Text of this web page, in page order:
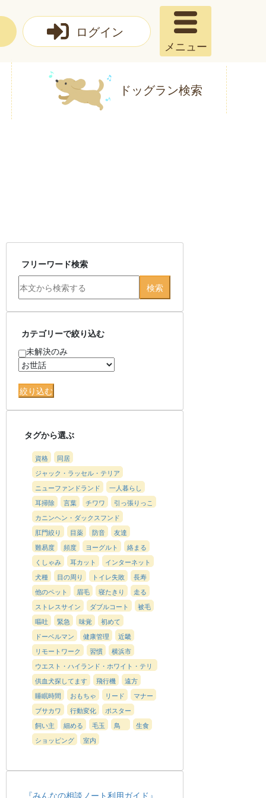
ログイン
メニュー
ドッグラン検索
フリーワード検索
カテゴリーで絞り込む
未解決のみ
タグから選ぶ
資格
同居
ジャック・ラッセル・テリア
ニューファンドランド
一人暮らし
耳掃除
言葉 チワワ
引っ張りっこ
カニンヘン・ダックスフンド
肛門絞り
目薬 防音
友達
難易度
頻度 ヨーグルト
絡まる
くしゃみ
耳カット
インターネット
犬種
目の周り トイレ失敗
長寿
他のペット
眉毛 寝たきり
走る
ストレスサイン
ダブルコート
被毛
嘔吐
緊急 味覚
初めて
ドーベルマン
健康管理
近畿
リモートワーク
習慣
横浜市
ウエスト・ハイランド・ホワイト・テリ
ア（ウエスティ）
供血犬探してます 飛行機
遠方
睡眠時間
おもちゃ リード
マナー
ブサカワ
行動変化
ポスター
飼い主
細める 毛玉 鳥
生食
ショッピング
室内
『みんなの相談ノート利用ガイド』